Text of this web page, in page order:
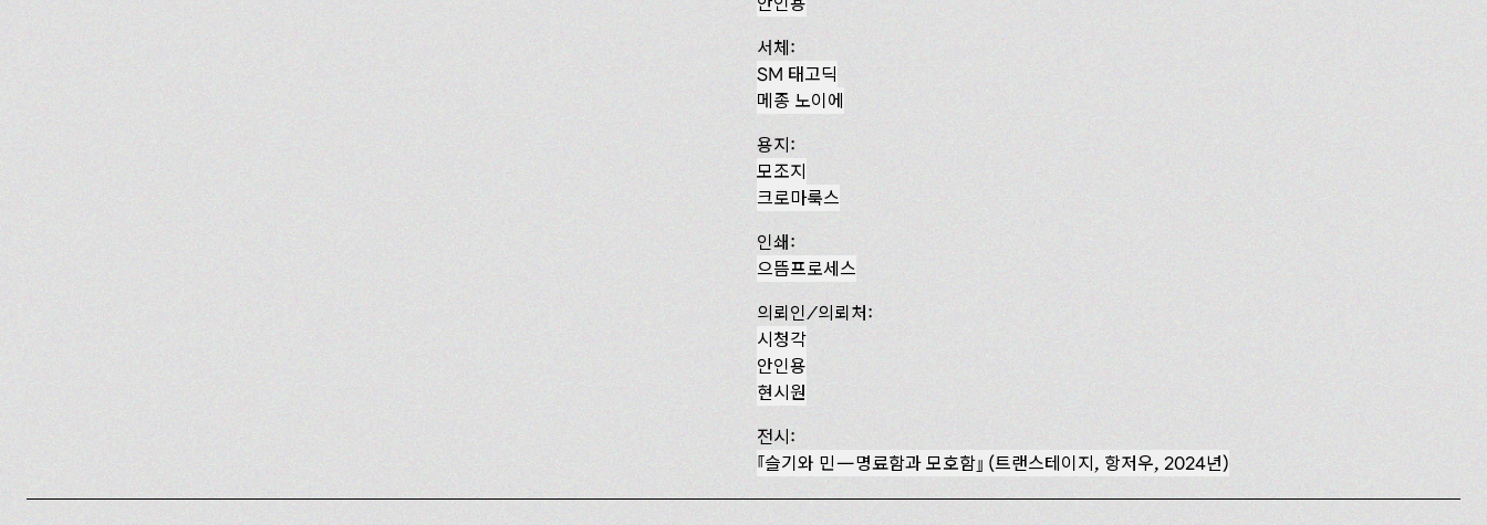
서체:
SM 태고딕
메종 노이에
용지:
모조지
크로마룩스
인쇄:
으뜸프로세스
의뢰인/의뢰처:
시청각
안인용
현시원
전시:
슬기와 민—명료함과 모호함 (트랜스테이지, 항저우, 2024년)